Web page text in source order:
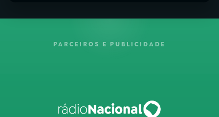
PARCEIROS E PUBLICIDADE